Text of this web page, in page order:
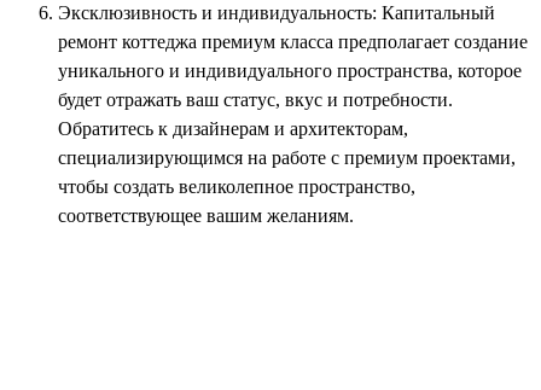
Эксклюзивность и индивидуальность: Капитальный
ремонт коттеджа премиум класса предполагает создание
уникального и индивидуального пространства, которое
будет отражать ваш статус, вкус и потребности.
Обратитесь к дизайнерам и архитекторам,
специализирующимся на работе с премиум проектами,
чтобы создать великолепное пространство,
соответствующее вашим желаниям.